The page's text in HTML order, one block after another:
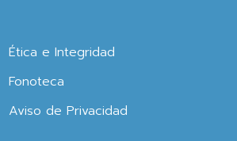
Ética e Integridad
Fonoteca
Aviso de Privacidad